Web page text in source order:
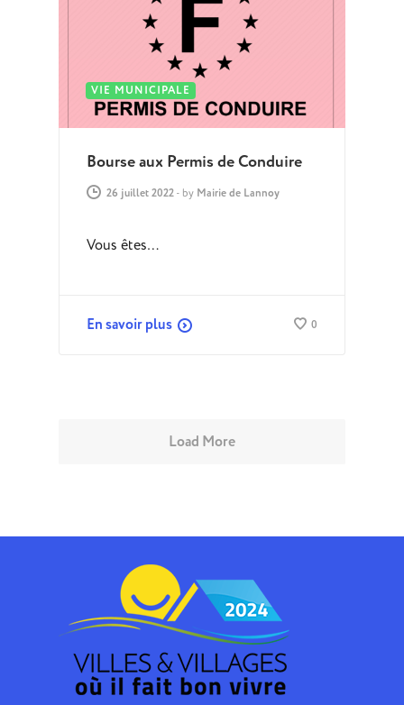
VIE MUNICIPALE
Bourse aux Permis de Conduire
26 juillet 2022- by Mairie de Lannoy
Vous êtes…
En savoir plus 0
Load More